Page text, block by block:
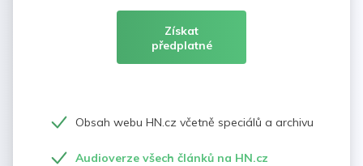
Získat
předplatné
Obsah webu HN.cz včetně speciálů a archivu
Audioverze všech článků na HN.cz